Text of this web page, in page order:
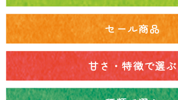
セール商品
甘さ・特徴で選ぶ